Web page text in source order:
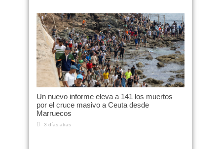
Un nuevo informe eleva a 141 los muertos
por el cruce masivo a Ceuta desde
Marruecos
3 días atras